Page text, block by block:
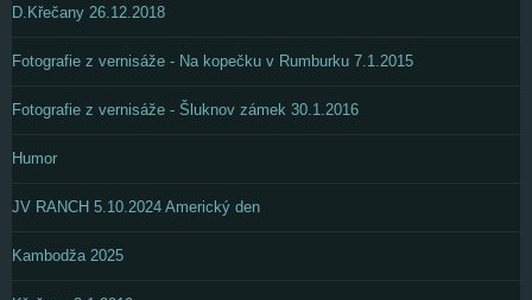
D.Křečany 26.12.2018
Fotografie z vernisáže - Na kopečku v Rumburku 7.1.2015
Fotografie z vernisáže - Šluknov zámek 30.1.2016
Humor
JV RANCH 5.10.2024 Americký den
Kambodža 2025